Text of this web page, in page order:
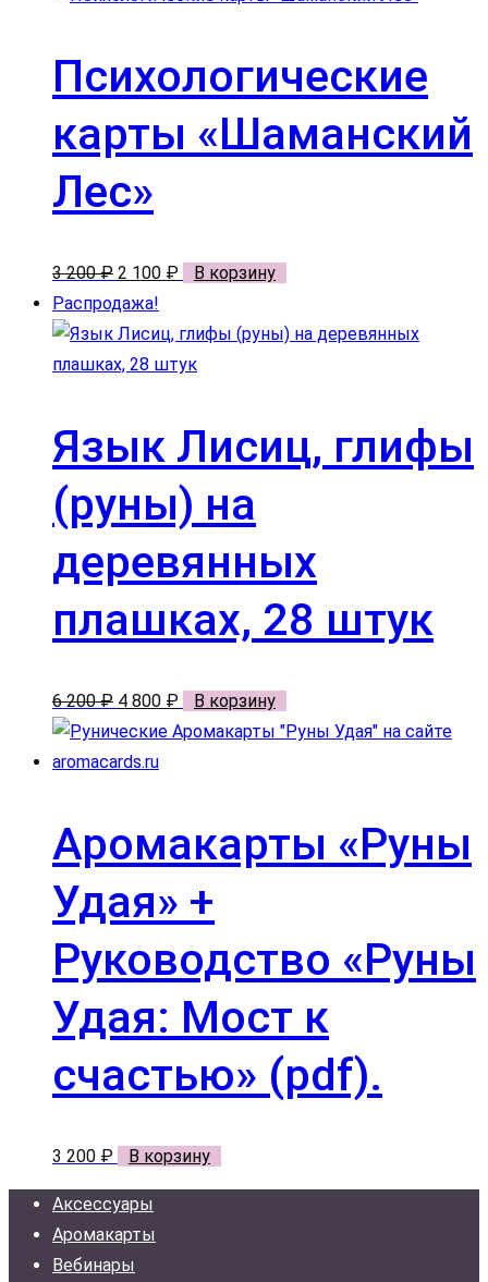
Психологические
карты «Шаманский
Лес»
3 200₽ Первоначальная
цена
составляла
3
2 100 ₽Текущая
2
100 ₽.
В корзину
Распродажа!
Язык Лисиц, глифы
(руны) на
деревянных
плашках, 28 штук
6 200₽ Первоначальная
цена
составляла
4 800 ₽Текущая
цена:
В корзину
Аромакарты «Руны
Удая» +
Руководство «Руны
Удая: Мост к
счастью» (pdf).
3 200 ₽ В корзину
Аксессуары
Аромакарты
Вебинары